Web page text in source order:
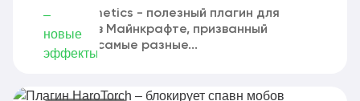
Ultra Cosmetics - полезный плагин для
серверов в Майнкрафте, призванный
добавить самые разные...